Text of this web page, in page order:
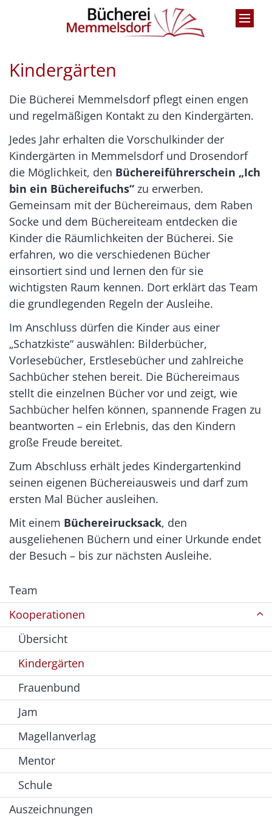
Zum Inhalt springen
Kindergärten
Die Bücherei Memmelsdorf pflegt einen engen
und regelmäßigen Kontakt zu den Kindergärten.
Jedes Jahr erhalten die Vorschulkinder der
Kindergärten in Memmelsdorf und Drosendorf
die Möglichkeit, den Büchereiführerschein „Ich
bin ein Büchereifuchs“ zu erwerben.
Gemeinsam mit der Büchereimaus, dem Raben
Socke und dem Büchereiteam entdecken die
Kinder die Räumlichkeiten der Bücherei. Sie
erfahren, wo die verschiedenen Bücher
einsortiert sind und lernen den für sie
wichtigsten Raum kennen. Dort erklärt das Team
die grundlegenden Regeln der Ausleihe.
Im Anschluss dürfen die Kinder aus einer
„Schatzkiste“ auswählen: Bilderbücher,
Vorlesebücher, Erstlesebücher und zahlreiche
Sachbücher stehen bereit. Die Büchereimaus
stellt die einzelnen Bücher vor und zeigt, wie
Sachbücher helfen können, spannende Fragen zu
beantworten – ein Erlebnis, das den Kindern
große Freude bereitet.
Zum Abschluss erhält jedes Kindergartenkind
seinen eigenen Büchereiausweis und darf zum
ersten Mal Bücher ausleihen.
Mit einem Büchereirucksack, den
ausgeliehenen Büchern und einer Urkunde endet
der Besuch – bis zur nächsten Ausleihe.
Team
Kooperationen
Übersicht
Kindergärten
Frauenbund
Jam
Magellanverlag
Mentor
Schule
Auszeichnungen